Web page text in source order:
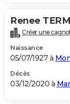
Renee
Créer une
Naissance
05/07/1927 à
Décès
03/12/2020 à